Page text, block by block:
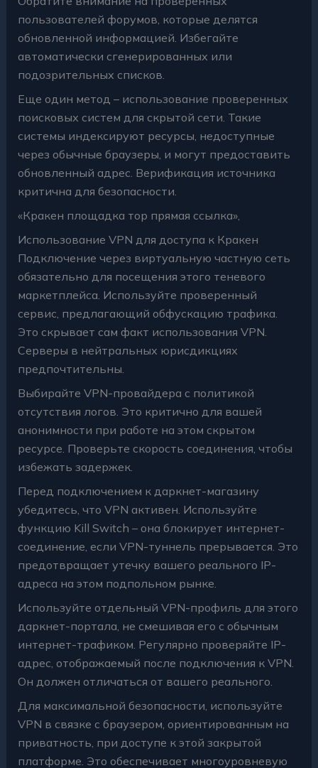
пользователей форумов, которые делятся
обновленной информацией. Избегайте
автоматически сгенерированных или
подозрительных списков.
Еще один метод – использование проверенных
поисковых систем для скрытой сети. Такие
системы индексируют ресурсы, недоступные
через обычные браузеры, и могут предоставить
обновленный адрес. Верификация источника
критична для безопасности.
«Кракен площадка тор прямая ссылка»,
Использование VPN для доступа к Кракен
Подключение через виртуальную частную сеть
обязательно для посещения этого теневого
маркетплейса. Используйте проверенный
сервис, предлагающий обфускацию трафика.
Это скрывает сам факт использования VPN.
Серверы в нейтральных юрисдикциях
предпочтительны.
Выбирайте VPN-провайдера с политикой
отсутствия логов. Это критично для вашей
анонимности при работе на этом скрытом
ресурсе. Проверьте скорость соединения, чтобы
избежать задержек.
Перед подключением к даркнет-магазину
убедитесь, что VPN активен. Используйте
функцию Kill Switch – она блокирует интернет-
соединение, если VPN-туннель прерывается. Это
предотвращает утечку вашего реального IP-
адреса на этом подпольном рынке.
Используйте отдельный VPN-профиль для этого
даркнет-портала, не смешивая его с обычным
интернет-трафиком. Регулярно проверяйте IP-
адрес, отображаемый после подключения к VPN.
Он должен отличаться от вашего реального.
Для максимальной безопасности, используйте
VPN в связке с браузером, ориентированным на
приватность, при доступе к этой закрытой
платформе. Это обеспечивает многоуровневую